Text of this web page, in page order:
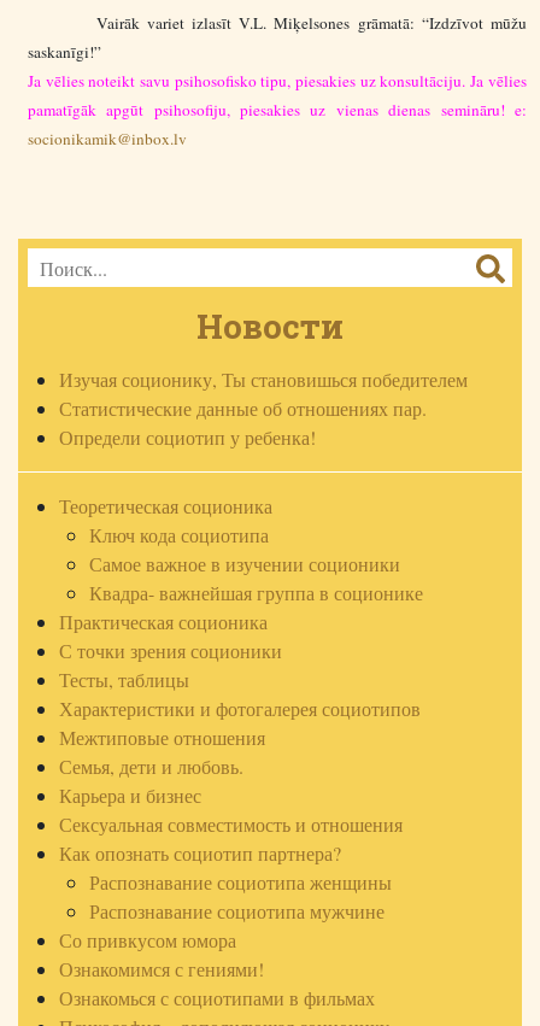
Vairāk variet izlasīt V.L. Miķelsones grāmatā: “Izdzīvot mūžu
saskanīgi!”
Ja vēlies noteikt savu psihosofisko tipu, piesakies uz konsultāciju. Ja vēlies
pamatīgāk apgūt psihosofiju, piesakies uz vienas dienas semināru! e:
socionikamik@inbox.lv
Новости
Изучая соционику, Ты становишься победителем
Статистические данные об отношениях пар.
Определи социотип у ребенка!
Теоретическая соционика
Ключ кода социотипа
Самое важное в изучении соционики
Квадра- важнейшая группа в соционике
Практическая соционика
С точки зрения соционики
Тесты, таблицы
Характеристики и фотогалерея социотипов
Межтиповые отношения
Семья, дети и любовь.
Карьера и бизнес
Сексуальная совместимость и отношения
Как опознать социотип партнера?
Распознавание социотипа женщины
Распознавание социотипа мужчине
Со привкусом юмора
Ознакомимся с гениями!
Ознакомься с социотипами в фильмах